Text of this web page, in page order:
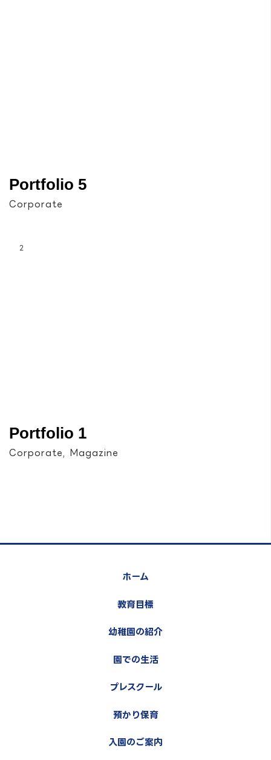
Portfolio 5
Corporate
2
Portfolio 1
Corporate, Magazine
ホーム
教育目標
幼稚園の紹介
園での生活
プレスクール
預かり保育
入園のご案内